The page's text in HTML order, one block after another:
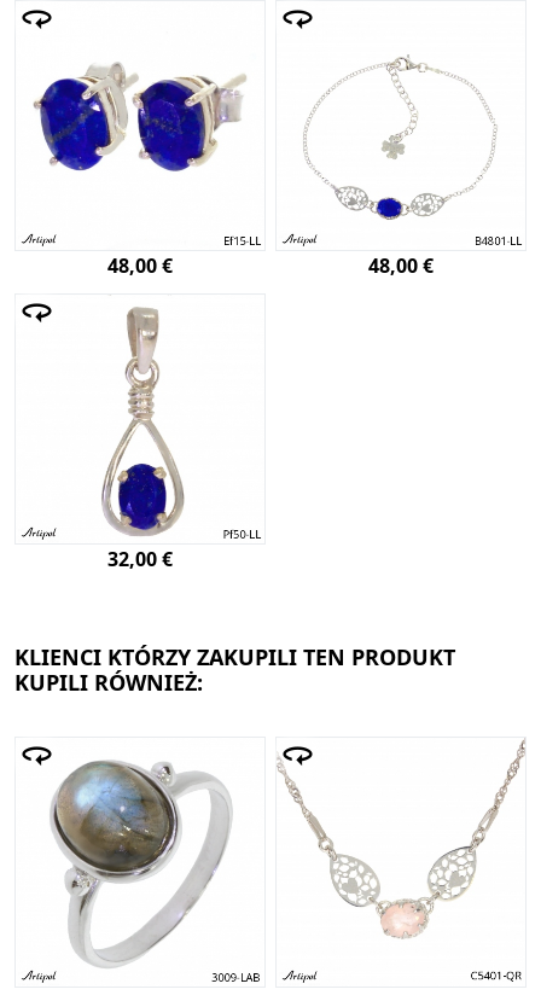
48,00 € 48,00 €
32,00 €
KLIENCI KTÓRZY ZAKUPILI TEN PRODUKT
KUPILI RÓWNIEŻ: